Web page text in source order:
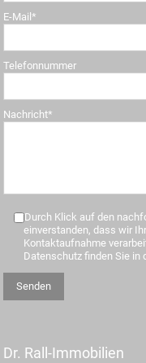
E-Mail*
Telefonnummer
Nachricht*
Durch Klick auf den
einverstanden, dass wir
Kontaktaufnahme
Datenschutz finden Sie in
Dr. Rall-Immobilien